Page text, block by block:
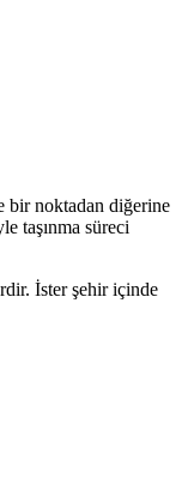
bir noktadan diğerine
taşınma süreci
İster şehir içinde